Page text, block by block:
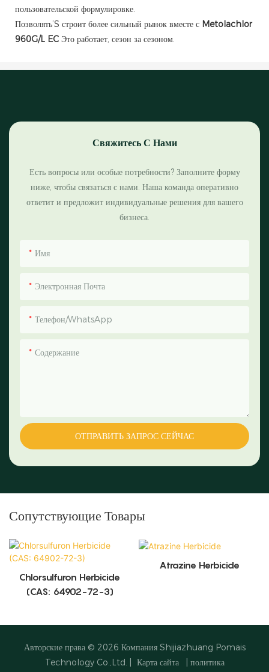
пользовательской формулировке.
Позволять’S строит более сильный рынок вместе с Metolachlor
960G/L EC Это работает, сезон за сезоном.
Свяжитесь С Нами
Есть вопросы или особые потребности? Заполните форму
ниже, чтобы связаться с нами. Наша команда оперативно
ответит и предложит индивидуальные решения для вашего
бизнеса.
Имя
Электронная Почта
Телефон/WhatsApp
Содержание
ОТПРАВИТЬ ЗАПРОС СЕЙЧАС
Сопутствующие Товары
Chlorsulfuron Herbicide
(CAS: 64902-72-3)
Atrazine Herbicide
Авторские права © 2026 Компания Shijiazhuang Pomais
Technology Co.,Ltd.
Карта сайта политика